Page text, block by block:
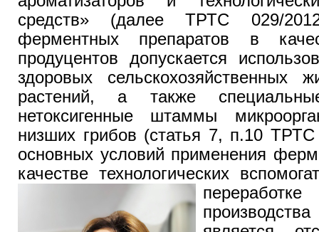
средств» (далее ТРТС 029/
ферментных препаратов в
продуцентов допускается
здоровых сельскохозяйственных
растений, а также
нетоксигенные штаммы
низших грибов (статья 7, п.10
основных условий применения
качестве технологических
переработке